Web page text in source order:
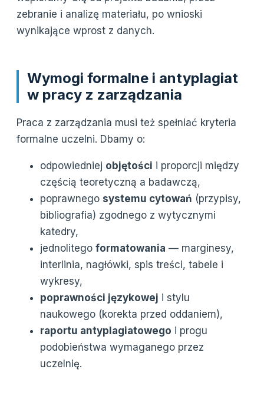
zebranie i analizę materiału, po wnioski
wynikające wprost z danych.
Wymogi formalne i antyplagiat
w pracy z zarządzania
Praca z zarządzania musi też spełniać kryteria
formalne uczelni. Dbamy o:
odpowiedniej objętości i proporcji między
częścią teoretyczną a badawczą,
poprawnego systemu cytowań (przypisy,
bibliografia) zgodnego z wytycznymi
katedry,
jednolitego formatowania — marginesy,
interlinia, nagłówki, spis treści, tabele i
wykresy,
poprawności językowej i stylu
naukowego (korekta przed oddaniem),
raportu antyplagiatowego i progu
podobieństwa wymaganego przez
uczelnię.